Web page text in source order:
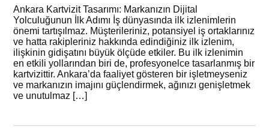
Ankara Kartvizit Tasarımı: Markanızın Dijital
Yolculuğunun İlk Adımı İş dünyasında ilk izlenimlerin
önemi tartışılmaz. Müşterileriniz, potansiyel iş ortaklarınız
ve hatta rakipleriniz hakkında edindiğiniz ilk izlenim,
ilişkinin gidişatını büyük ölçüde etkiler. Bu ilk izlenimin
en etkili yollarından biri de, profesyonelce tasarlanmış bir
kartvizittir. Ankara’da faaliyet gösteren bir işletmeyseniz
ve markanızın imajını güçlendirmek, ağınızı genişletmek
ve unutulmaz […]